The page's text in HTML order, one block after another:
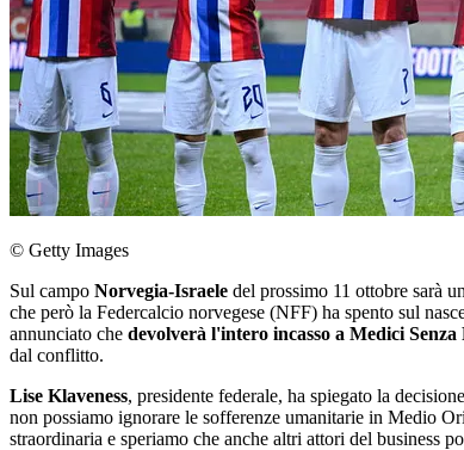
© Getty Images
Sul campo Norvegia-Israele del prossimo 11 ottobre sarà
che però la Federcalcio norvegese (NFF) ha spento sul
annunciato che devolverà l'intero incasso a Medici
dal conflitto.
Lise Klaveness, presidente federale, ha spiegato la
non possiamo ignorare le sofferenze umanitarie in Medio
straordinaria e speriamo che anche altri attori del business